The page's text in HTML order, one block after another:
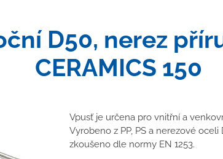
D50, nerez
CERAMICS 150
Vpusť je určena pro vnitřní a
Vyrobeno z PP, PS a nerezové oceli
zkoušeno dle normy EN 1253.